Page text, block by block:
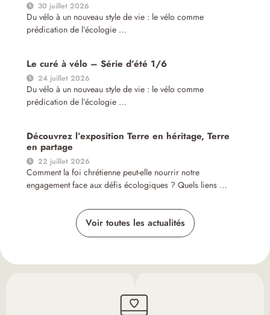
30 juillet 2026
Du vélo à un nouveau style de vie : le vélo comme
prédication de l’écologie …
Le curé à vélo – Série d’été 1/6
24 juillet 2026
Du vélo à un nouveau style de vie : le vélo comme
prédication de l’écologie …
Découvrez l’exposition Terre en héritage, Terre
en partage
22 juillet 2026
Comment la foi chrétienne peut-elle nourrir notre
engagement face aux défis écologiques ? Quels liens …
Voir toutes les actualités